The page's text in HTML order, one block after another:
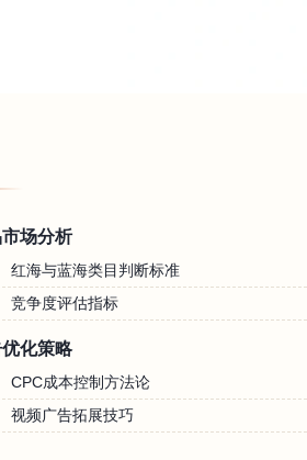
场分析
红海与蓝海类目判断标准
竞争度评估指标
化策略
CPC成本控制方法论
视频广告拓展技巧